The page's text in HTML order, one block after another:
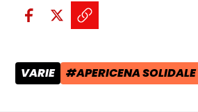
Condividi sui social:
Condividi su
Condividi su X -
Copia il link e
CATEGORIA POST:
VARIE TAG:
#APERICENA SOLIDALE